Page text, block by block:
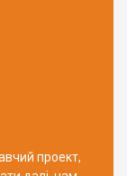
проект,